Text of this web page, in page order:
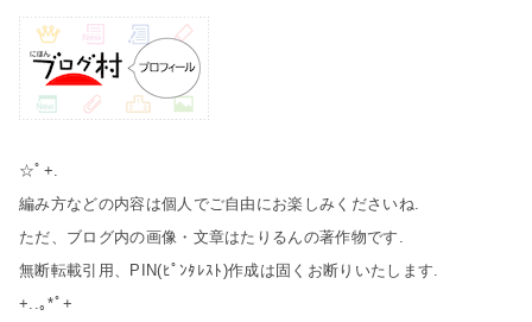
☆ﾟ+.
編み方などの内容は個人でご自由にお楽しみくださいね.
ただ、ブログ内の画像・文章はたりるんの著作物です.
無断転載引用、PIN(ﾋﾟﾝﾀﾚｽﾄ)作成は固くお断りいたします.
+..｡*ﾟ+